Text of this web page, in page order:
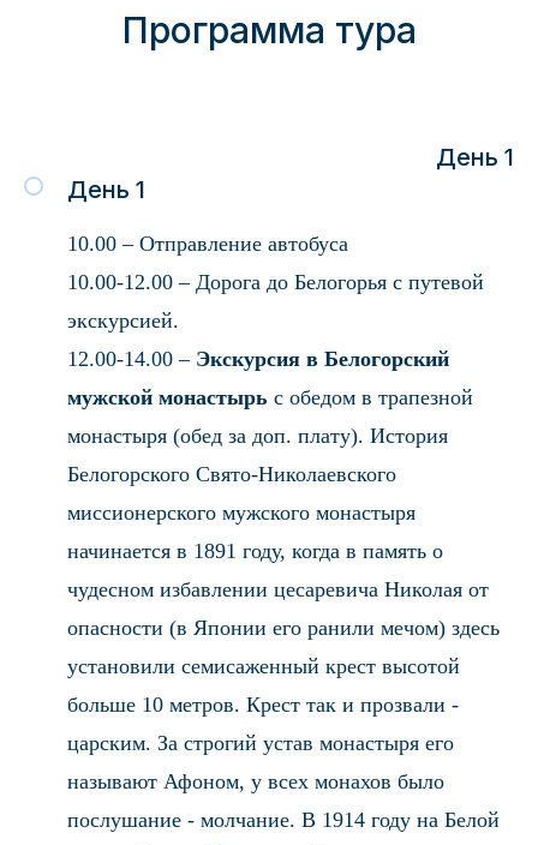
Программа тура
День 1
День 1
10.00 – Отправление автобуса
10.00-12.00 – Дорога до Белогорья с путевой
экскурсией.
12.00-14.00 – Экскурсия в Белогорский
мужской монастырь с обедом в трапезной
монастыря (обед за доп. плату). История
Белогорского Свято-Николаевского
миссионерского мужского монастыря
начинается в 1891 году, когда в память о
чудесном избавлении цесаревича Николая от
опасности (в Японии его ранили мечом) здесь
установили семисаженный крест высотой
больше 10 метров. Крест так и прозвали -
царским. За строгий устав монастыря его
называют Афоном, у всех монахов было
послушание - молчание. В 1914 году на Белой